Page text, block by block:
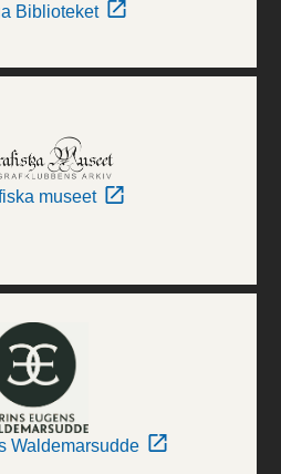
Biblioteket
museet
Waldemarsudde